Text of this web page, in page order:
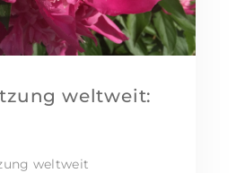
weltweit:
weltweit